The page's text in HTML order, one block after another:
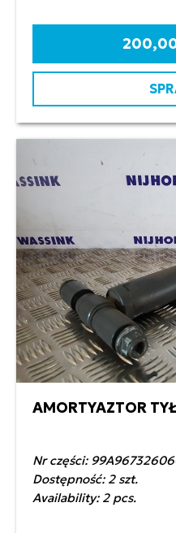
AMORTYAZTOR
Nr części:
Dostępność: 2 szt.
Availability: 2 pcs.